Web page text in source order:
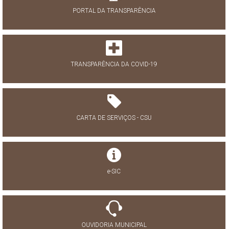
PORTAL DA TRANSPARÊNCIA
TRANSPARÊNCIA DA COVID-19
CARTA DE SERVIÇOS - CSU
e-SIC
OUVIDORIA MUNICIPAL